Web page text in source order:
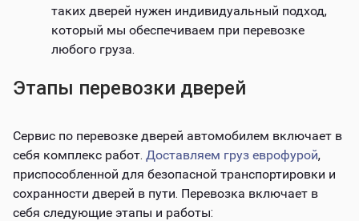
таких дверей нужен индивидуальный подход,
который мы обеспечиваем при перевозке
любого груза.
Этапы перевозки дверей
Сервис по перевозке дверей автомобилем включает в
себя комплекс работ. Доставляем груз еврофурой,
приспособленной для безопасной транспортировки и
сохранности дверей в пути. Перевозка включает в
себя следующие этапы и работы: